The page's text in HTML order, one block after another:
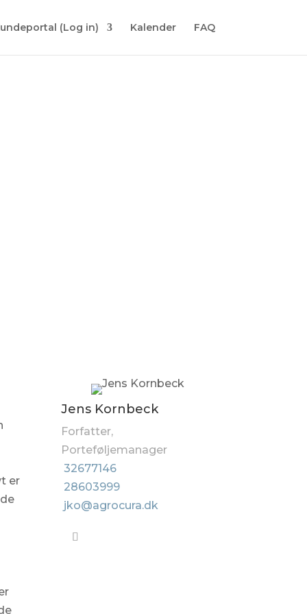
(Log in) Kalender FAQ
er
Jens Kornbeck
Forfatter,
Porteføljemanager
32677146
28603999
jko@agrocura.dk